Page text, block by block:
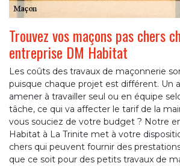
Trouvez vos maçons pas chers
entreprise DM Habitat
Les coûts des travaux de maçonnerie
puisque chaque projet est différent. Un
amener à travailler seul ou en équipe
tâche, ce qui va affecter le tarif de la
vous souciez de votre budget ? Notre
Habitat à La Trinite met à votre
chers qui peuvent fournir des
que ce soit pour des petits travaux de